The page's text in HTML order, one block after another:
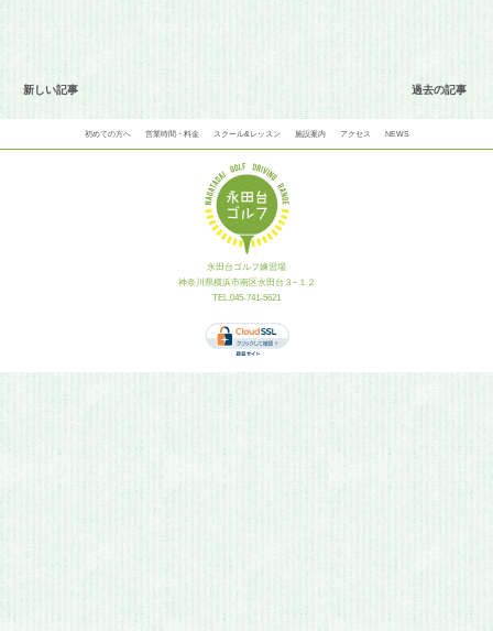
新しい記事 過去の記事
初めての方へ 営業時間・料金 スクール&レッスン 施設案内 アクセス NEWS
永田台ゴルフ練習場
神奈川県横浜市南区永田台３−１２
TEL.045-741-5621